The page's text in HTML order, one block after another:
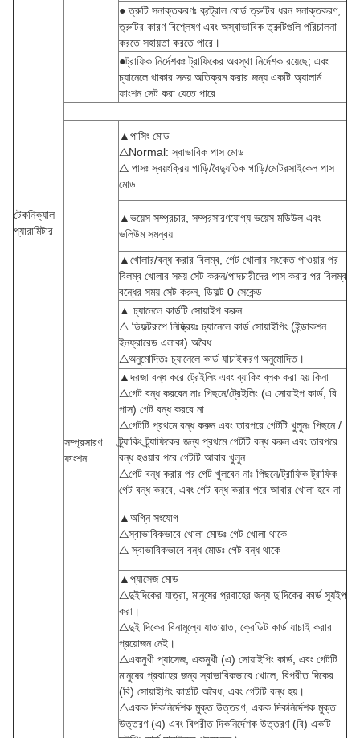
টেকনিক্যাল
প্যারামিটার
● ত্রুটি সনাক্তকরণঃ কন্ট্রোল বোর্ড ত্রুটির ধরন সনাক্তকরণ,
ত্রুটির কারণ বিশ্লেষণ এবং অস্বাভাবিক ত্রুটিগুলি পরিচালনা
করতে সহায়তা করতে পারে।
●ট্রাফিক নির্দেশকঃ ট্রাফিকের অবস্থা নির্দেশক রয়েছে; এবং
চ্যানেলে থাকার সময় অতিক্রম করার জন্য একটি অ্যালার্ম
ফাংশন সেট করা যেতে পারে
সম্প্রসারণ
ফাংশন
▲পাসিং মোড
△Normal: স্বাভাবিক পাস মোড
△ পাসঃ স্বয়ংক্রিয় গাড়ি/বৈদ্যুতিক গাড়ি/মোটরসাইকেল পাস
মোড
▲ভয়েস সম্প্রচার, সম্প্রসারণযোগ্য ভয়েস মডিউল এবং
ভলিউম সমন্বয়
▲খোলার/বন্ধ করার বিলম্ব, গেট খোলার সংকেত পাওয়ার পর
বিলম্ব খোলার সময় সেট করুন/পাদচারীদের পাস করার পর বিলম্ব
বন্ধের সময় সেট করুন, ডিফল্ট 0 সেকেন্ড
▲ চ্যানেলে কার্ডটি সোয়াইপ করুন
△ ডিফল্টরূপে নিষ্ক্রিয়ঃ চ্যানেলে কার্ড সোয়াইপিং (ইন্ডাকশন
ইনফ্রারেড এলাকা) অবৈধ
△অনুমোদিতঃ চ্যানেলে কার্ড যাচাইকরণ অনুমোদিত।
▲দরজা বন্ধ করে ট্রেইলিং এবং ব্যাকিং ব্লক করা হয় কিনা
△গেট বন্ধ করবেন নাঃ পিছনে/ট্রেইলিং (এ সোয়াইপ কার্ড, বি
পাস) গেট বন্ধ করবে না
△গেটটি প্রথমে বন্ধ করুন এবং তারপরে গেটটি খুলুনঃ পিছনে /
ট্র্যাকিং ট্র্যাফিকের জন্য প্রথমে গেটটি বন্ধ করুন এবং তারপরে
বন্ধ হওয়ার পরে গেটটি আবার খুলুন
△গেট বন্ধ করার পর গেট খুলবেন নাঃ পিছনে/ট্রাফিক ট্রাফিক
গেট বন্ধ করবে, এবং গেট বন্ধ করার পরে আবার খোলা হবে না
▲অগ্নি সংযোগ
△স্বাভাবিকভাবে খোলা মোডঃ গেট খোলা থাকে
△ স্বাভাবিকভাবে বন্ধ মোডঃ গেট বন্ধ থাকে
▲প্যাসেজ মোড
△দুইদিকের যাত্রা, মানুষের প্রবাহের জন্য দু'দিকের কার্ড স্যুইপ
করা।
△দুই দিকের বিনামূল্যে যাতায়াত, ক্রেডিট কার্ড যাচাই করার
প্রয়োজন নেই।
△একমুখী প্যাসেজ, একমুখী (এ) সোয়াইপিং কার্ড, এবং গেটটি
মানুষের প্রবাহের জন্য স্বাভাবিকভাবে খোলে; বিপরীত দিকের
(বি) সোয়াইপিং কার্ডটি অবৈধ, এবং গেটটি বন্ধ হয়।
△একক দিকনির্দেশক মুক্ত উত্তরণ, একক দিকনির্দেশক মুক্ত
উত্তরণ (এ) এবং বিপরীত দিকনির্দেশক উত্তরণ (বি) একটি